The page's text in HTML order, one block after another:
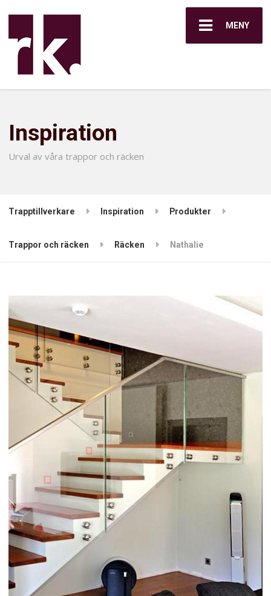
MENY
Inspiration
Urval av våra trappor och räcken
Trapptillverkare Inspiration Produkter
Trappor och räcken Räcken Nathalie